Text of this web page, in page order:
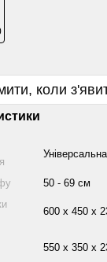
коли
Універсальна
50 - 69 см
600 х 450 х
550 х 350 х